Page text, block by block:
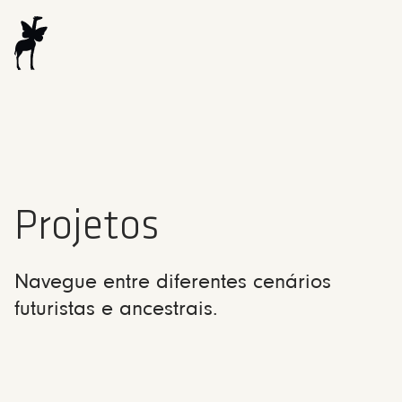
Projetos
Navegue entre diferentes cenários
futuristas e ancestrais.